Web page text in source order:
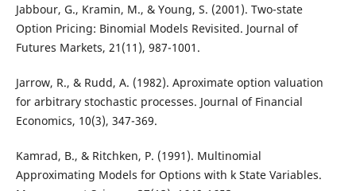
Jabbour, G., Kramin, M., & Young, S. (2001). Two-state
Option Pricing: Binomial Models Revisited. Journal of
Futures Markets, 21(11), 987-1001.
Jarrow, R., & Rudd, A. (1982). Aproximate option valuation
for arbitrary stochastic processes. Journal of Financial
Economics, 10(3), 347-369.
Kamrad, B., & Ritchken, P. (1991). Multinomial
Approximating Models for Options with k State Variables.